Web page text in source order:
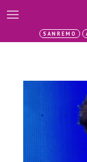
SANREMO